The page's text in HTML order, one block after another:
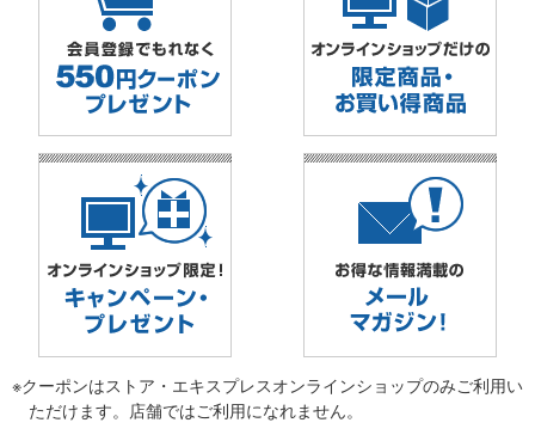
※クーポンはストア・エキスプレスオンラインショップのみご利用い
ただけます。店舗ではご利用になれません。